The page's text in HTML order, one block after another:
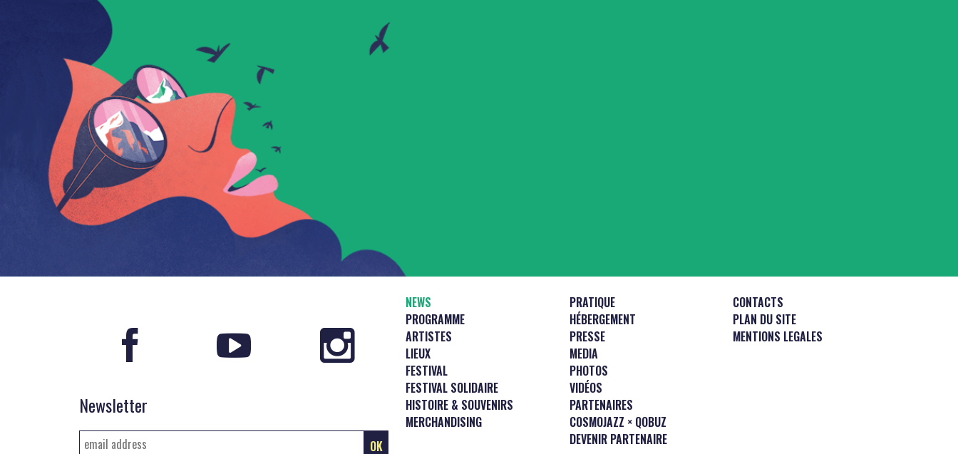
Newsletter
NEWS
PROGRAMME
ARTISTES
LIEUX
FESTIVAL
FESTIVAL SOLIDAIRE
HISTOIRE & SOUVENIRS
MERCHANDISING
PRATIQUE
HÉBERGEMENT
PRESSE
MEDIA
PHOTOS
VIDÉOS
PARTENAIRES
COSMOJAZZ × QOBUZ
DEVENIR PARTENAIRE
CONTACTS
PLAN DU SITE
MENTIONS LEGALES